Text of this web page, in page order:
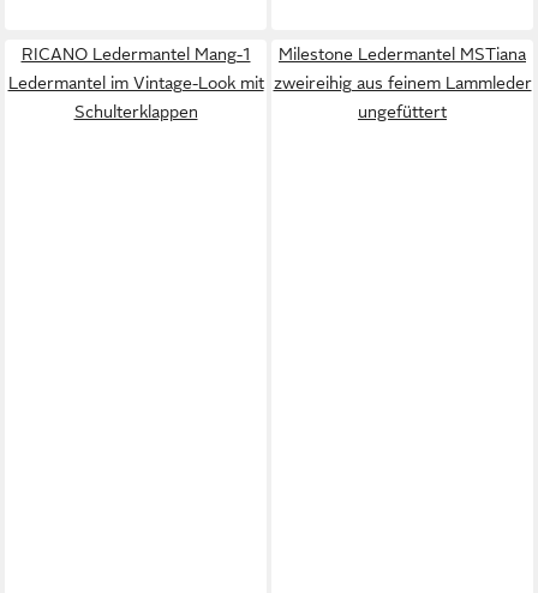
RICANO Ledermantel Mang-1
Ledermantel im Vintage-Look mit
Schulterklappen
Milestone Ledermantel MSTiana
zweireihig aus feinem Lammleder
ungefüttert